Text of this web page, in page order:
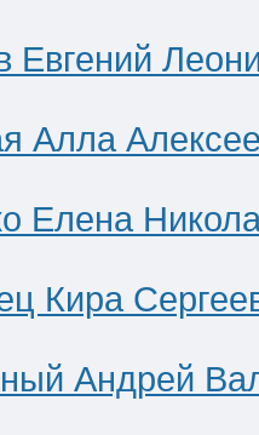
Евгений
Алла
Елена
Кира
Андрей